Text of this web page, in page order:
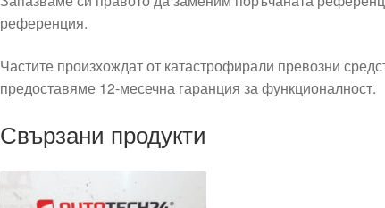
референция.
Частите произхождат от катастрофирали превозни
предоставяме 12-месечна гаранция за функционалност.
Свързани продукти